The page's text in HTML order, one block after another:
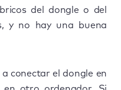
del dongle o del
y no hay una buena
conectar el dongle en